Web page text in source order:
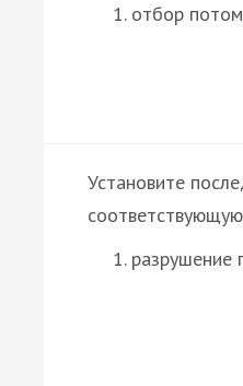
отбор
Установите
разрушение